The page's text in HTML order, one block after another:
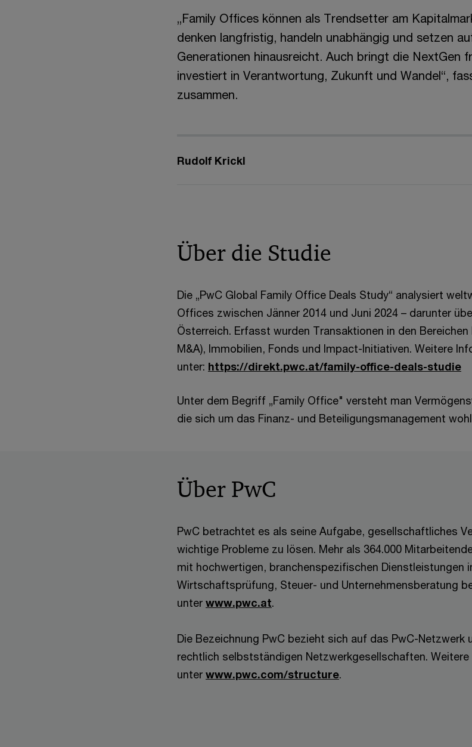
„Family Offices können als Trendsetter am
denken langfristig, handeln unabhängig und setzen
Generationen hinausreicht. Auch bringt die NextGen
investiert in Verantwortung, Zukunft und Wandel“,
zusammen.
Rudolf Krickl
Über die Studie
Die „PwC Global Family Office Deals Study“ analysiert
Offices zwischen Jänner 2014 und Juni 2024 – darunter
Österreich. Erfasst wurden Transaktionen in den
M&A), Immobilien, Fonds und Impact-Initiativen. Weitere
unter: https://direkt.pwc.at/family-office-deals-studie
Unter dem Begriff „Family Office" versteht man
die sich um das Finanz- und Beteiligungsmanagement
Über PwC
PwC betrachtet es als seine Aufgabe, gesellschaftliches
wichtige Probleme zu lösen. Mehr als 364.000
mit hochwertigen, branchenspezifischen Dienstleistungen
Wirtschaftsprüfung, Steuer- und Unternehmensberatung
unter www.pwc.at.
Die Bezeichnung PwC bezieht sich auf das PwC-Netzwerk
rechtlich selbstständigen Netzwerkgesellschaften. Weitere
unter www.pwc.com/structure.